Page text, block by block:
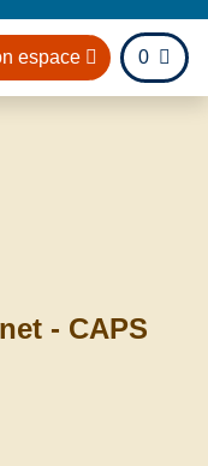
espace 0
fichier
- CAPS